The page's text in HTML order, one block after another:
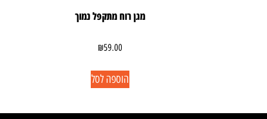
מגן רוח מתקפל נמוך
₪59.00
הוספה לסל